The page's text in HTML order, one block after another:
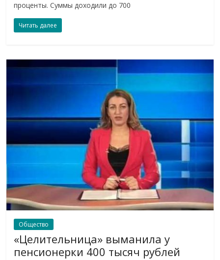
проценты. Суммы доходили до 700
Читать далее
Общество
«Целительница» выманила у
пенсионерки 400 тысяч рублей